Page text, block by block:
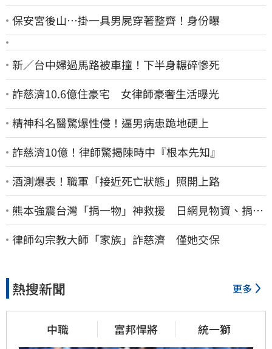
保安宮後山…掛一具男屍穿著整齊！身份曝
新／台中婦過馬路被車撞！下半身輾碎慘死
詐慈濟10.6億住豪宅 女律師豪奢生活曝光
精神科名醫驚爆性侵！逼男病患跪地硬上
詐慈濟10億！律師驚揭陳時中『根本先知』
酒測爆表！職軍「接近死亡狀態」照開上路
熊本強震台灣「捐一物」神救援 日網見物資、捐款
喊：給台灣統治算了
律師勾宗教大師「家族」詐慈濟 僅她交保
熱搜新聞 更多
中職 富邦悍將 統一獅